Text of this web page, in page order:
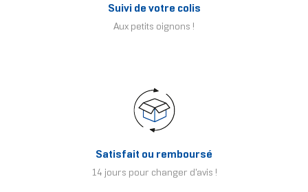
Suivi de votre colis
Aux petits oignons !
Satisfait ou remboursé
14 jours pour changer d'avis !